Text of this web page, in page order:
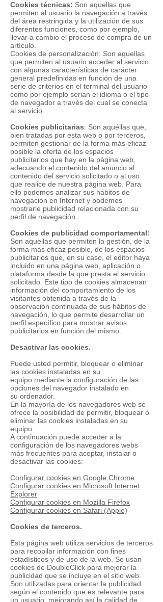
Cookies técnicas: Son aquellas que
permiten al usuario la navegación a través
del área restringida y la utilización de sus
diferentes funciones, como por ejemplo,
llevar a cambio el proceso de compra de un
artículo.
Cookies de personalización: Son aquellas
que permiten al usuario acceder al servicio
con algunas características de carácter
general predefinidas en función de una
serie de criterios en el terminal del usuario
como por ejemplo serian el idioma o el tipo
de navegador a través del cual se conecta
al servicio.
Cookies publicitarias: Son aquéllas que,
bien tratadas por esta web o por terceros,
permiten gestionar de la forma más eficaz
posible la oferta de los espacios
publicitarios que hay en la página web,
adecuando el contenido del anuncio al
contenido del servicio solicitado o al uso
que realice de nuestra página web. Para
ello podemos analizar sus hábitos de
navegación en Internet y podemos
mostrarle publicidad relacionada con su
perfil de navegación.
Cookies de publicidad comportamental:
Son aquellas que permiten la gestión, de la
forma más eficaz posible, de los espacios
publicitarios que, en su caso, el editor haya
incluido en una página web, aplicación o
plataforma desde la que presta el servicio
solicitado. Este tipo de cookies almacenan
información del comportamiento de los
visitantes obtenida a través de la
observación continuada de sus hábitos de
navegación, lo que permite desarrollar un
perfil específico para mostrar avisos
publicitarios en función del mismo.
Desactivar las cookies.
Puede usted permitir, bloquear o eliminar
las cookies instaladas en su
equipo mediante la configuración de las
opciones del navegador instalado en
su ordenador.
En la mayoría de los navegadores web se
ofrece la posibilidad de permitir, bloquear o
eliminar las cookies instaladas en su
equipo.
A continuación puede acceder a la
configuración de los navegadores webs
más frecuentes para aceptar, instalar o
desactivar las cookies:
Configurar cookies en Google Chrome
Configurar cookies en Microsoft Internet
Explorer
Configurar cookies en Mozilla Firefox
Configurar cookies en Safari (Apple)
Cookies de terceros.
Esta página web utiliza servicios de terceros
para recopilar información con fines
estadísticos y de uso de la web. Se usan
cookies de DoubleClick para mejorar la
publicidad que se incluye en el sitio web.
Son utilizadas para orientar la publicidad
según el contenido que es relevante para
un usuario, mejorando así la calidad de